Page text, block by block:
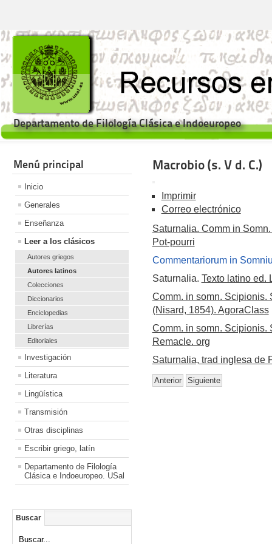
Departamento de Filología Clásica e Indoeuropeo
Menú principal
Inicio
Generales
Enseñanza
Leer a los clásicos
Autores griegos
Autores latinos
Colecciones
Diccionarios
Enciclopedias
Librerías
Editoriales
Investigación
Literatura
Lingüística
Transmisión
Otras disciplinas
Escribir griego, latín
Departamento de Filología
Clásica e Indoeuropeo. USal
Buscar
Buscar...
Macrobio (s. V d. C.)
Imprimir
Correo electrónico
Saturnalia. Comm in
Pot-pourri
Commentariorum in
Saturnalia. Texto latino ed.
Comm. in somn. Scipionis.
(Nisard, 1854). AgoraClass
Comm. in somn. Scipionis.
Remacle. org
Saturnalia, trad inglesa de
Anterior Siguiente